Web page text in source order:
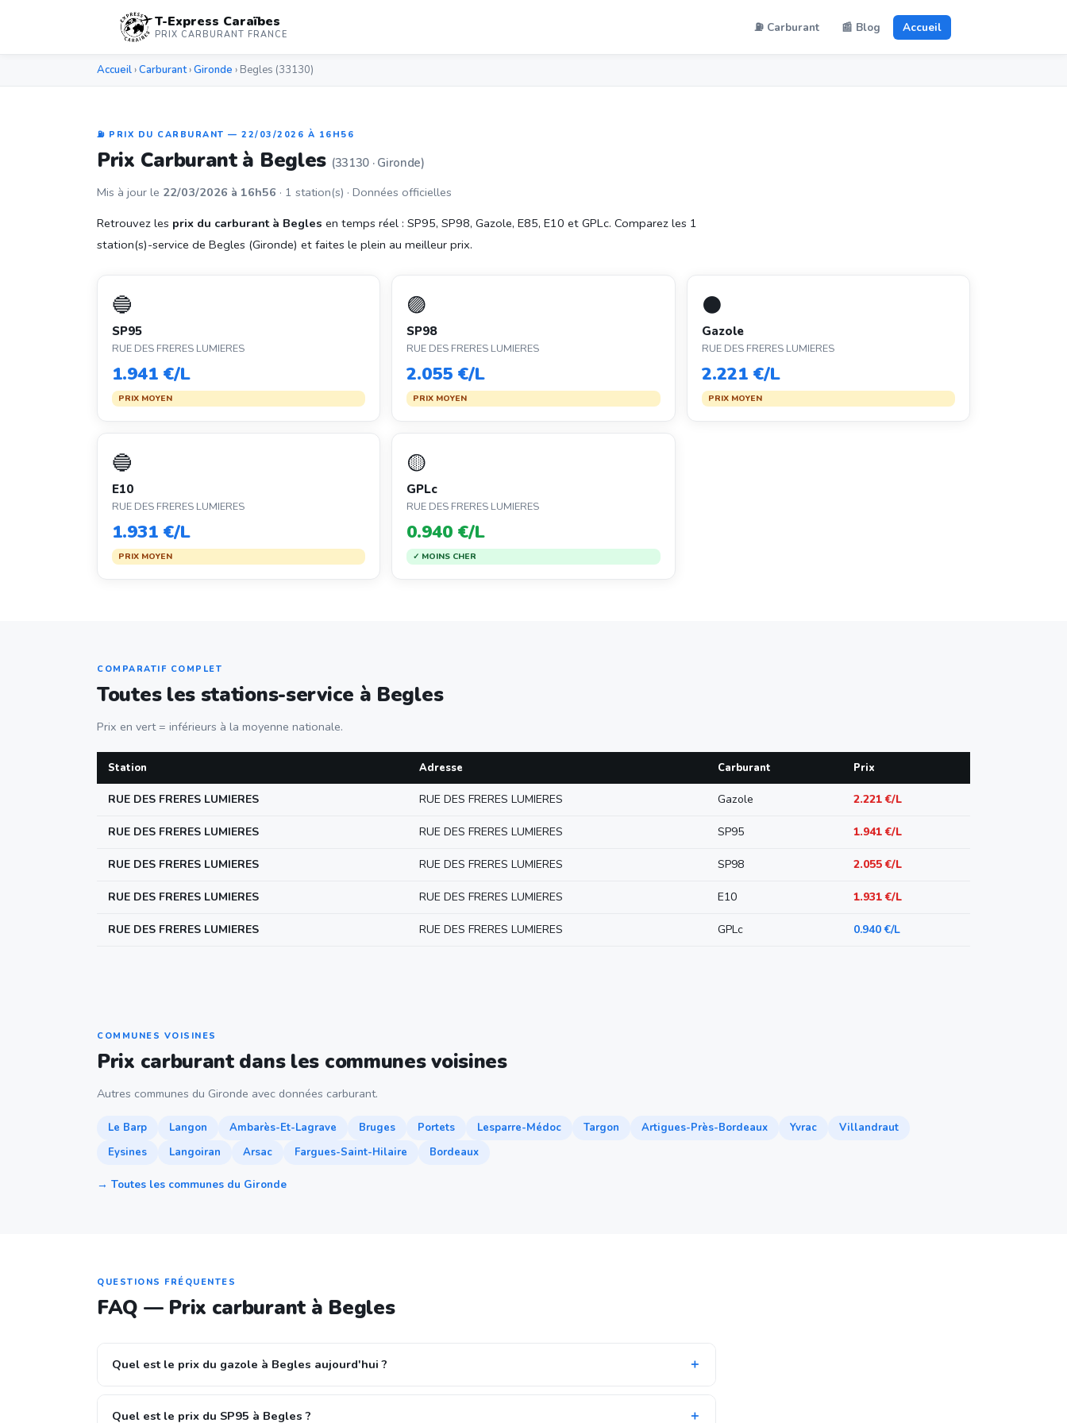
T-Express Caraïbes
PRIX CARBURANT FRANCE ⛽ Carburant 📰 Blog Accueil
Accueil ›Carburant›Gironde › Begles (33130)
⛽ PRIX DU CARBURANT — 22/03/2026 À 16H56
Prix Carburant à Begles (33130 · Gironde)
Mis à jour le 22/03/2026 à 16h56 · 1 station(s) · Données officielles
Retrouvez les prix du carburant à Begles en temps réel : SP95, SP98, Gazole, E85, E10 et GPLc. Comparez les 1
station(s)-service de Begles (Gironde) et faites le plein au meilleur prix.
🔵
SP95
RUE DES FRERES LUMIERES
1.941 €/L
PRIX MOYEN
🟣
SP98
RUE DES FRERES LUMIERES
2.055 €/L
PRIX MOYEN
⚫
Gazole
RUE DES FRERES LUMIERES
2.221 €/L
PRIX MOYEN
🔵
E10
RUE DES FRERES LUMIERES
1.931 €/L
PRIX MOYEN
🟡
GPLc
RUE DES FRERES LUMIERES
0.940 €/L
✓ MOINS CHER
COMPARATIF COMPLET
Toutes les stations-service à Begles
Prix en vert = inférieurs à la moyenne nationale.
Station Adresse Carburant Prix
RUE DES FRERES LUMIERES RUE DES FRERES LUMIERES Gazole 2.221 €/L
RUE DES FRERES LUMIERES RUE DES FRERES LUMIERES SP95 1.941 €/L
RUE DES FRERES LUMIERES RUE DES FRERES LUMIERES SP98 2.055 €/L
RUE DES FRERES LUMIERES RUE DES FRERES LUMIERES E10 1.931 €/L
RUE DES FRERES LUMIERES RUE DES FRERES LUMIERES GPLc 0.940 €/L
COMMUNES VOISINES
Prix carburant dans les communes voisines
Autres communes du Gironde avec données carburant.
Le Barp Langon Ambarès-Et-Lagrave Bruges Portets Lesparre-Médoc Targon Artigues-Près-Bordeaux Yvrac
Villandraut
Eysines
Langoiran Arsac Fargues-Saint-Hilaire Bordeaux
→ Toutes les communes du Gironde
QUESTIONS FRÉQUENTES
FAQ — Prix carburant à Begles
Quel est le prix du gazole à Begles aujourd'hui ?
Quel est le prix du SP95 à Begles ?